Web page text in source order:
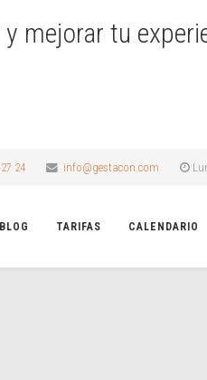
mejorar tu
24 info@gestacon.com
BLOG TARIFAS CALENDARIO